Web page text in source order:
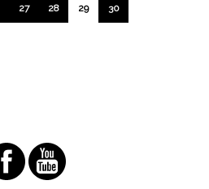
27 28 29 30